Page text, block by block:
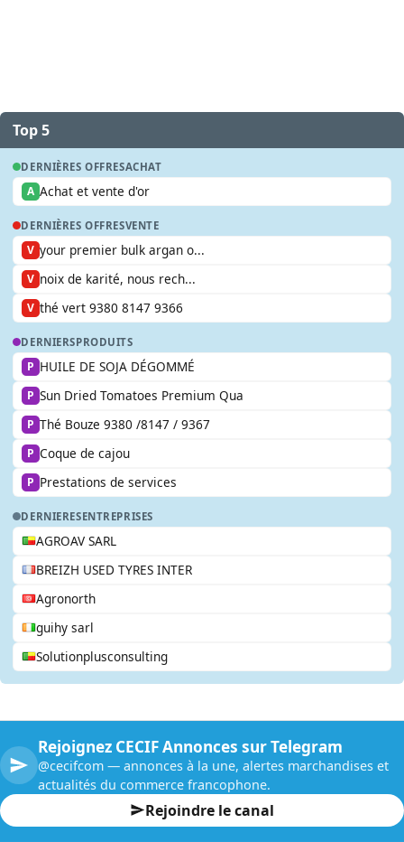
Top 5
DERNIÈRES OFFRESACHAT
A Achat et vente d'or
DERNIÈRES OFFRESVENTE
V your premier bulk argan o...
V noix de karité, nous rech...
V thé vert 9380 8147 9366
DERNIERSPRODUITS
P HUILE DE SOJA DÉGOMMÉ
P Sun Dried Tomatoes Premium Qua
P Thé Bouze 9380 /8147 / 9367
P Coque de cajou
P Prestations de services
DERNIERESENTREPRISES
AGROAV SARL
BREIZH USED TYRES INTER
Agronorth
guihy sarl
Solutionplusconsulting
Rejoignez CECIF Annonces sur Telegram
@cecifcom — annonces à la une, alertes marchandises et
actualités du commerce francophone.
Rejoindre le canal